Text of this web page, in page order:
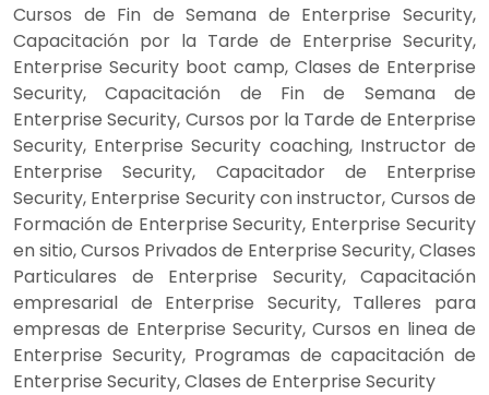
Cursos de Fin de Semana de Enterprise Security,
Capacitación por la Tarde de Enterprise Security,
Enterprise Security boot camp, Clases de Enterprise
Security, Capacitación de Fin de Semana de
Enterprise Security, Cursos por la Tarde de Enterprise
Security, Enterprise Security coaching, Instructor de
Enterprise Security, Capacitador de Enterprise
Security, Enterprise Security con instructor, Cursos de
Formación de Enterprise Security, Enterprise Security
en sitio, Cursos Privados de Enterprise Security, Clases
Particulares de Enterprise Security, Capacitación
empresarial de Enterprise Security, Talleres para
empresas de Enterprise Security, Cursos en linea de
Enterprise Security, Programas de capacitación de
Enterprise Security, Clases de Enterprise Security